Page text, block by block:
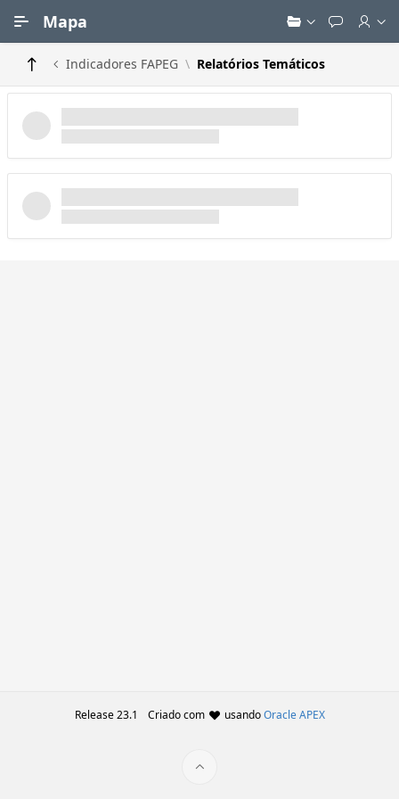
Mapa
Indicadores FAPEG Relatórios Temáticos
Release 23.1 Criado com usandoOracle APEX